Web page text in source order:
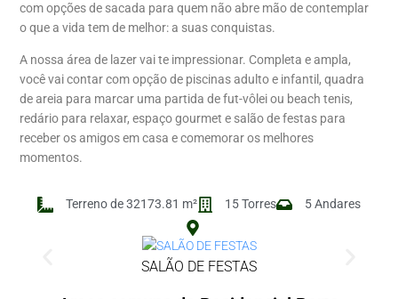
com opções de sacada para quem não abre mão de contemplar
o que a vida tem de melhor: a suas conquistas.
A nossa área de lazer vai te impressionar. Completa e ampla,
você vai contar com opção de piscinas adulto e infantil, quadra
de areia para marcar uma partida de fut-vôlei ou beach tenis,
redário para relaxar, espaço gourmet e salão de festas para
receber os amigos em casa e comemorar os melhores
momentos.
Terreno de 32173.81 m² 15 Torres 5 Andares
SALÃO DE FESTAS